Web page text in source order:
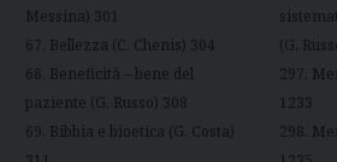
Messina) 301
67. Bellezza (C. Chenis) 304
68. Beneficità – bene del
paziente (G. Russo) 308
69. Bibbia e bioetica (G. Costa)
(G.
297.
1233
298.